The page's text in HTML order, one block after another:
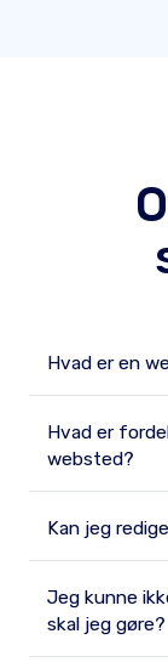
Hvad er en
Hvad er
websted?
Kan jeg
Jeg kunne
skal jeg gøre?